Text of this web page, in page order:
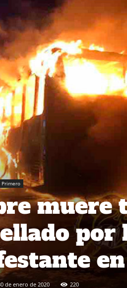
Primero
muere
por
de enero de 2020 220